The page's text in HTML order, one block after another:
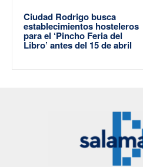
Ciudad Rodrigo busca
establecimientos hosteleros
para el ‘Pincho Feria del
Libro’ antes del 15 de abril